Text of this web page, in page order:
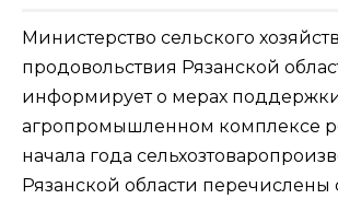
Министерство сельского
продовольствия Рязанской
информирует о мерах
агропромышленном комплексе
начала года
Рязанской области перечислены